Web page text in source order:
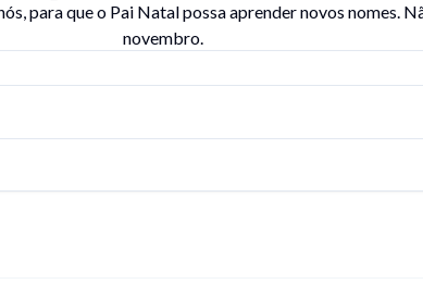
para que o Pai Natal possa aprender novos nomes.
novembro.